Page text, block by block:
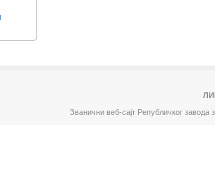
Званични веб-сајт Републичког